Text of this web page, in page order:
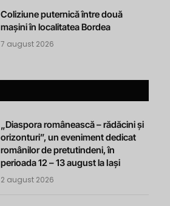
Coliziune puternică între două
mașini în localitatea Bordea
7 august 2026
„Diaspora românească – rădăcini și
orizonturi”, un eveniment dedicat
românilor de pretutindeni, în
perioada 12 – 13 august la Iași
2 august 2026